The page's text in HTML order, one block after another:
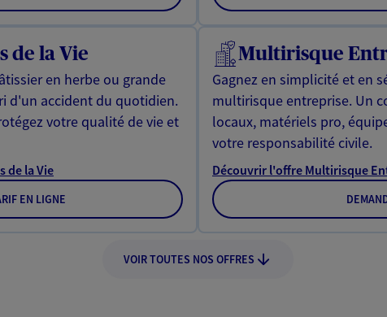
de la Vie
en herbe ou grande
d'un accident du quotidien.
votre qualité de vie et
de la Vie
EN LIGNE
Multirisque
Gagnez en simplicité et en
multirisque entreprise. Un
locaux, matériels pro,
votre responsabilité civile.
Découvrir l'offre Multirisque
VOIR TOUTES NOS OFFRES